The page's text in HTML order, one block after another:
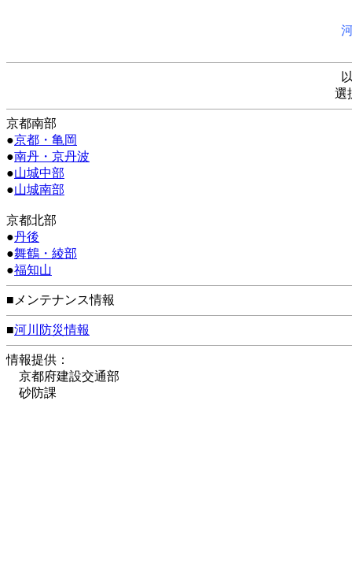
選
京都南部
●京都・亀岡
●南丹・京丹波
●山城中部
●山城南部
京都北部
●丹後
●舞鶴・綾部
●福知山
■メンテナンス情報
■河川防災情報
情報提供：
京都府建設交通部
砂防課